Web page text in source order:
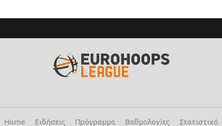
Home Ειδήσεις Πρόγραμμα Βαθμολογίες Στατιστικά